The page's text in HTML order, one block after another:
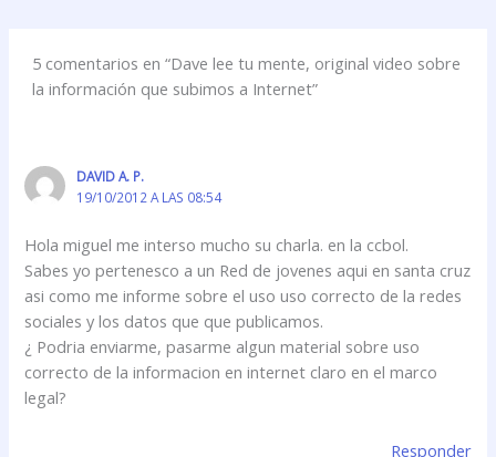
5 comentarios en “Dave lee tu mente, original video sobre
la información que subimos a Internet”
DAVID A. P.
19/10/2012 A LAS 08:54
Hola miguel me interso mucho su charla. en la ccbol.
Sabes yo pertenesco a un Red de jovenes aqui en santa cruz
asi como me informe sobre el uso uso correcto de la redes
sociales y los datos que que publicamos.
¿ Podria enviarme, pasarme algun material sobre uso
correcto de la informacion en internet claro en el marco
legal?
Responder